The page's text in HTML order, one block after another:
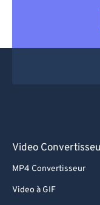
Video
MP4 Convertisseur
Video à GIF